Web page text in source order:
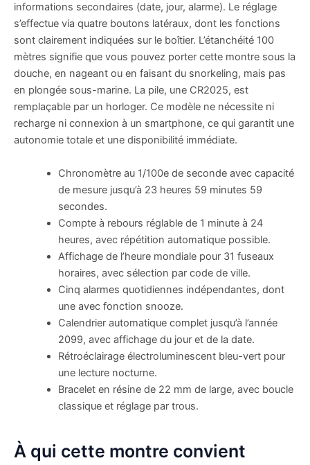
informations secondaires (date, jour, alarme). Le réglage
s’effectue via quatre boutons latéraux, dont les fonctions
sont clairement indiquées sur le boîtier. L’étanchéité 100
mètres signifie que vous pouvez porter cette montre sous la
douche, en nageant ou en faisant du snorkeling, mais pas
en plongée sous-marine. La pile, une CR2025, est
remplaçable par un horloger. Ce modèle ne nécessite ni
recharge ni connexion à un smartphone, ce qui garantit une
autonomie totale et une disponibilité immédiate.
Chronomètre au 1/100e de seconde avec capacité
de mesure jusqu’à 23 heures 59 minutes 59
secondes.
Compte à rebours réglable de 1 minute à 24
heures, avec répétition automatique possible.
Affichage de l’heure mondiale pour 31 fuseaux
horaires, avec sélection par code de ville.
Cinq alarmes quotidiennes indépendantes, dont
une avec fonction snooze.
Calendrier automatique complet jusqu’à l’année
2099, avec affichage du jour et de la date.
Rétroéclairage électroluminescent bleu-vert pour
une lecture nocturne.
Bracelet en résine de 22 mm de large, avec boucle
classique et réglage par trous.
À qui cette montre convient